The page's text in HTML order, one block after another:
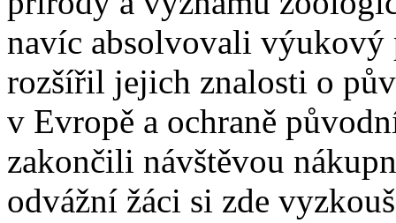
navíc absolvovali
rozšířil jejich znalosti o
v Evropě a ochraně
zakončili návštěvou
odvážní žáci si zde